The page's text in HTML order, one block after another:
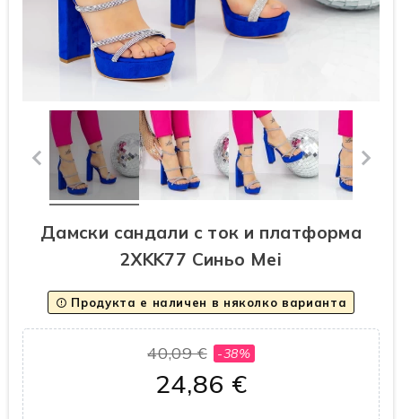
Дамски сандали с ток и платформа
2XKK77 Синьо Mei
error_outline Продукта е наличен в няколко варианта
40,09 € -38%
24,86 €